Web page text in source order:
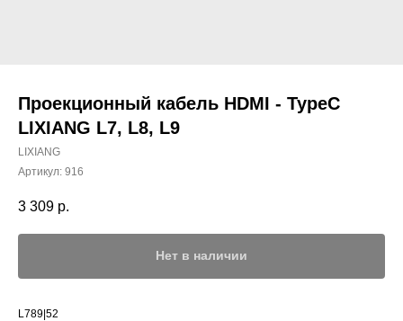
Проекционный кабель HDMI - TypeC
LIXIANG L7, L8, L9
LIXIANG
Артикул: 916
3 309 р.
Нет в наличии
L789|52